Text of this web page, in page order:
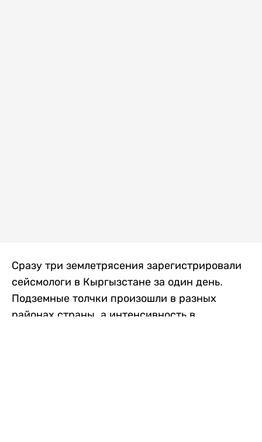
Сразу три землетрясения зарегистрировали
сейсмологи в Кыргызстане за один день.
Подземные толчки произошли в разных
районах страны, а интенсивность в